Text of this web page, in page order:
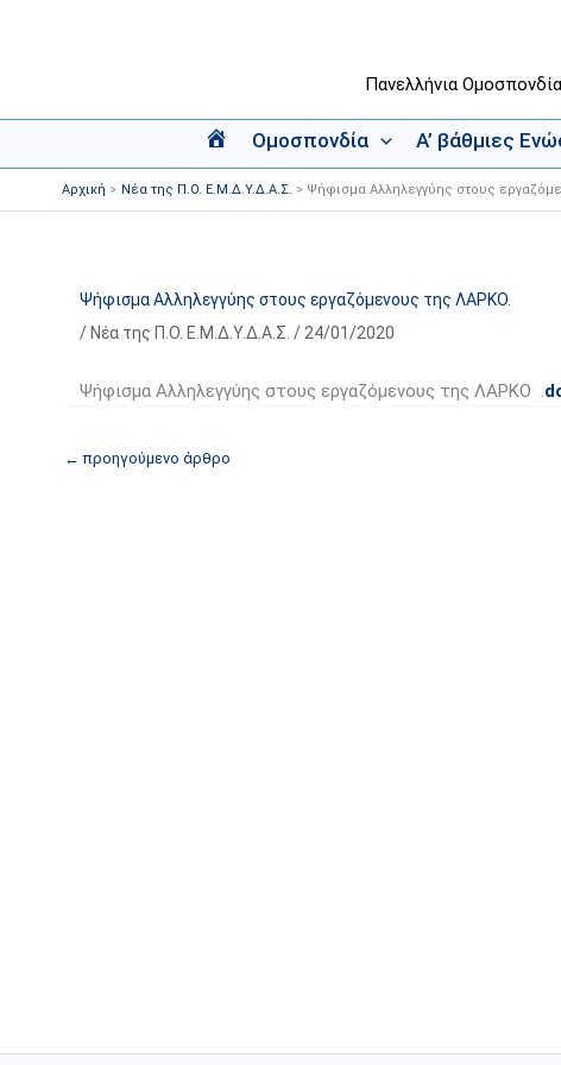
Πανελλήνια
Α
ρ
χ
Ομοσπονδία Α’ βάθμιες
Αρχική Νέα της Π.Ο. Ε.Μ.Δ.Υ.Δ.Α.Σ. Ψήφισμα Αλληλεγγύης στους
Ψήφισμα Αλληλεγγύης στους εργαζόμενους της ΛΑΡΚΟ.
/ Νέα της Π.Ο. Ε.Μ.Δ.Υ.Δ.Α.Σ. / 24/01/2020
Ψήφισμα Αλληλεγγύης στους εργαζόμενους της ΛΑΡΚΟ .
← προηγούμενο άρθρο